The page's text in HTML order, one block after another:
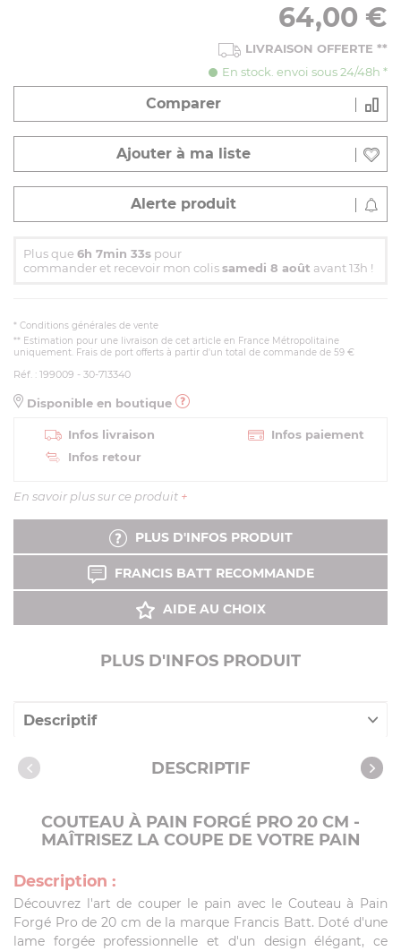
64,00 €
LIVRAISON OFFERTE **
En stock. envoi sous 24/48h *
Comparer
Ajouter à ma liste
Alerte produit
Plus que 6h 7min 33s pour
commander et recevoir mon colissamedi 8 août avant 13h !
* Conditions générales de vente
** Estimation pour une livraison de cet article en France Métropolitaine
uniquement. Frais de port offerts à partir d'un total de commande de 59 €
Réf. : 199009 - 30-713340
Disponible en boutique
Infos livraison
Infos paiement
Infos retour
En savoir plus sur ce produit +
PLUS D'INFOS PRODUIT
FRANCIS BATT RECOMMANDE
AIDE AU CHOIX
PLUS D'INFOS PRODUIT
Descriptif
Caractéristiques DESCRIPTIF
COUTEAU À PAIN FORGÉ PRO 20 CM -
MAÎTRISEZ LA COUPE DE VOTRE PAIN
Description :
Découvrez l'art de couper le pain avec le Couteau à Pain
Forgé Pro de 20 cm de la marque Francis Batt. Doté d'une
lame forgée professionnelle et d'un design élégant, ce